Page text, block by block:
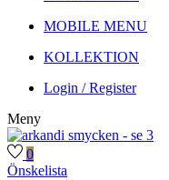
MOBILE MENU
KOLLEKTION
Login / Register
Meny
0
Önskelista